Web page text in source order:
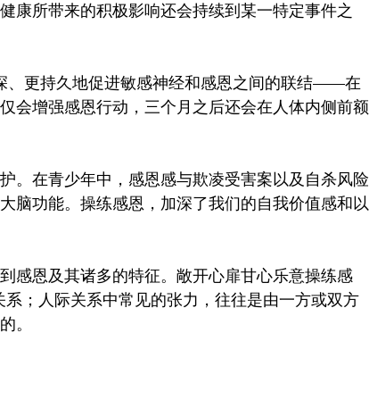
康所带来的积极影响还会持续到某一特定事件之
更持久地促进敏感神经和感恩之间的联结——在
会增强感恩行动，三个月之后还会在人体内侧前额
。在青少年中，感恩感与欺凌受害案以及自杀风险
脑功能。操练感恩，加深了我们的自我价值感和以
感恩及其诸多的特征。敞开心扉甘心乐意操练感
；人际关系中常见的张力，往往是由一方或双方
。